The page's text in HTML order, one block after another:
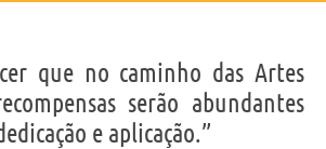
que no caminho das Artes
serão abundantes
e aplicação.”